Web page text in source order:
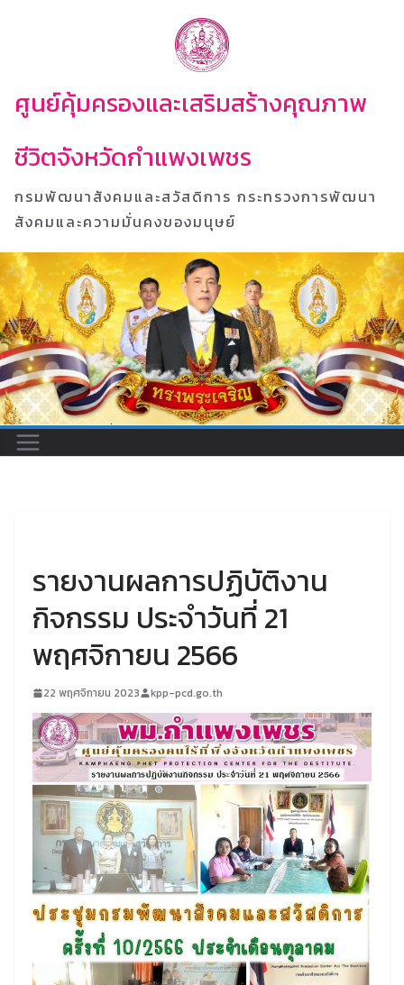
ศูนย์คุ้มครองและเสริมสร้างคุณภาพ
ชีวิตจังหวัดกำแพงเพชร
กรมพัฒนาสังคมและสวัสดิการ กระทรวงการพัฒนา
สังคมและความมั่นคงของมนุษย์
รายงานผลการปฏิบัติงาน
กิจกรรม ประจำวันที่ 21
พฤศจิกายน 2566
22 พฤศจิกายน 2023 kpp-pcd.go.th